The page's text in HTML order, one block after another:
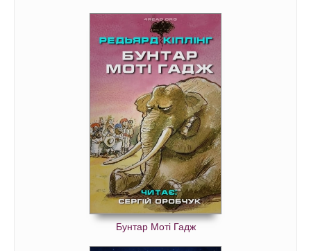
Бунтар Моті Гадж